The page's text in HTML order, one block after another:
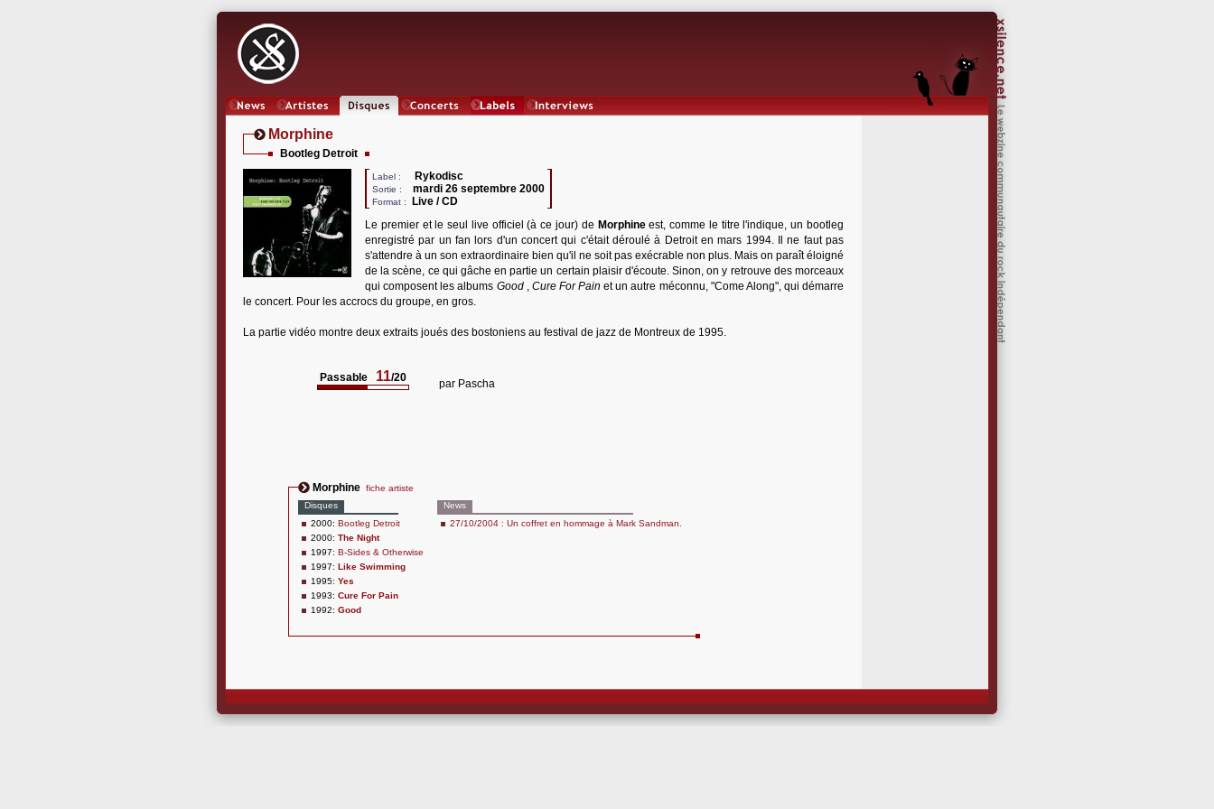
Morphine
Bootleg Detroit
Label : Rykodisc
Sortie : mardi 26 septembre 2000
Format :
Live / CD
Le premier et le seul live officiel (à ce jour) de Morphineest, comme le titre l'indique, un bootleg
enregistré par un fan lors d'un concert qui c'était déroulé à Detroit en mars 1994. Il ne faut pas
s'attendre à un son extraordinaire bien qu'il ne soit pas exécrable non plus. Mais on paraît éloigné
de la scène, ce qui gâche en partie un certain plaisir d'écoute. Sinon, on y retrouve des morceaux
qui composent les albums Good, Cure For Pain et un autre méconnu, "Come Along", qui démarre
le concert. Pour les accrocs du groupe, en gros.
La partie vidéo montre deux extraits joués des bostoniens au festival de jazz de Montreux de 1995.
Passable 11/20 par Pascha
Morphine fiche artiste
Disques
2000: Bootleg Detroit
2000: The Night
1997: B-Sides & Otherwise
1997: Like Swimming
1995: Yes
1993: Cure For Pain
1992: Good
News
27/10/2004 : Un coffret en hommage à Mark Sandman.